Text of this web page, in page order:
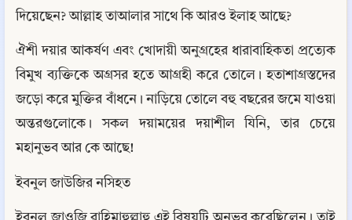
দিয়েছেন? আল্লাহ তাআলার সাথে কি আরও ইলাহ আছে?
ঐশী দয়ার আকর্ষণ এবং খোদায়ী অনুগ্রহের ধারাবাহিকতা প্রত্যেক
বিমুখ ব্যক্তিকে অগ্রসর হতে আগ্রহী করে তোলে। হতাশাগ্রস্তদের
জড়ো করে মুক্তির বাঁধনে। নাড়িয়ে তোলে বহু বছরের জমে যাওয়া
অন্তরগুলোকে। সকল দয়াময়ের দয়াশীল যিনি, তার চেয়ে
মহানুভব আর কে আছে!
ইবনুল জাউজির নসিহত